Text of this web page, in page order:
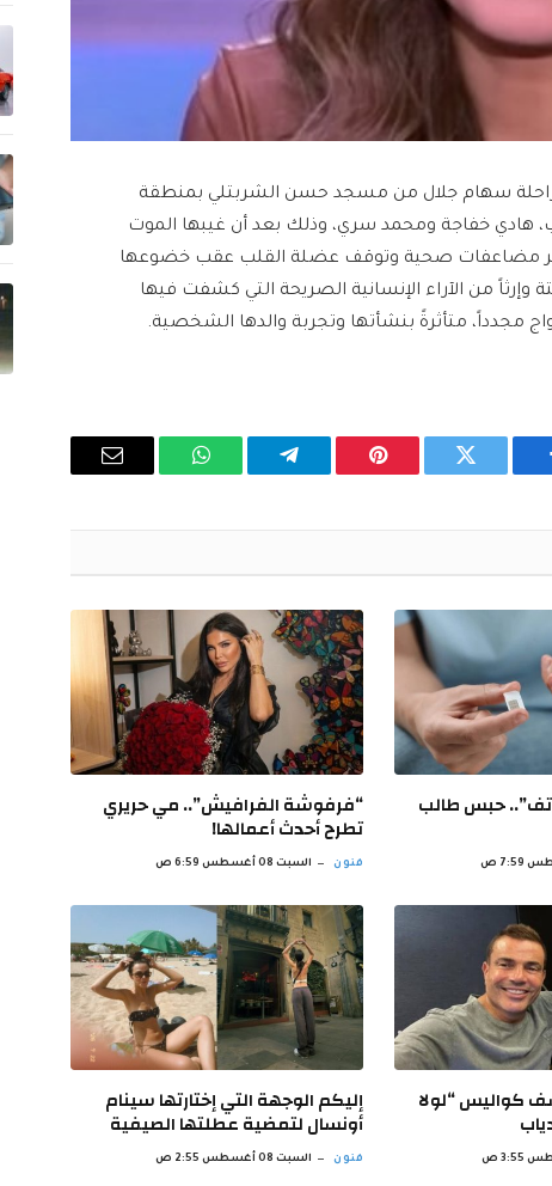
سهام جلال من مسجد حسن الشربتلي بمنطقة
هادي خفاجة ومحمد سري، وذلك بعد أن غيبها الموت
الأولى من الصباح عن عمر يناهز 54 عاماً إثر مضاعفات صحية وتوقف عضلة القلب عقب خضوعها
من الآراء الإنسانية الصريحة التي كشفت فيها
مجدداً، متأثرةً بنشأتها وتجربة والدها الشخصية.
تويتر بينتيريستتيلقرام واتساب
البريد
حبس طالب “فرفوشة الفرافيش”.. مي حريري
تطرح أحدث أعمالها!
فنون السبت 08 أغسطس 6:59 ص
كواليس “لولا إليكم الوجهة التي إختارتها سينام
أونسال لتمضية عطلتها الصيفية
فنون السبت 08 أغسطس 2:55 ص